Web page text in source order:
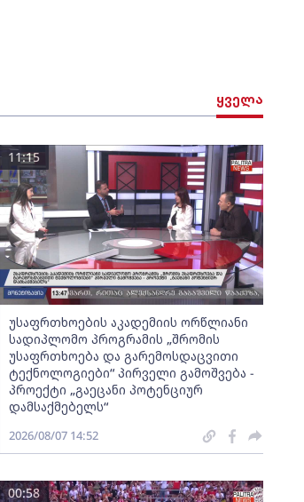
ყველა
უსაფრთხოების აკადემიის ორწლიანი
სადიპლომო პროგრამის „შრომის
უსაფრთხოება და გარემოსდაცვითი
ტექნოლოგიები“ პირველი გამოშვება -
პროექტი „გაეცანი პოტენციურ
დამსაქმებელს“
11:15
2026/08/07 14:52
00:58